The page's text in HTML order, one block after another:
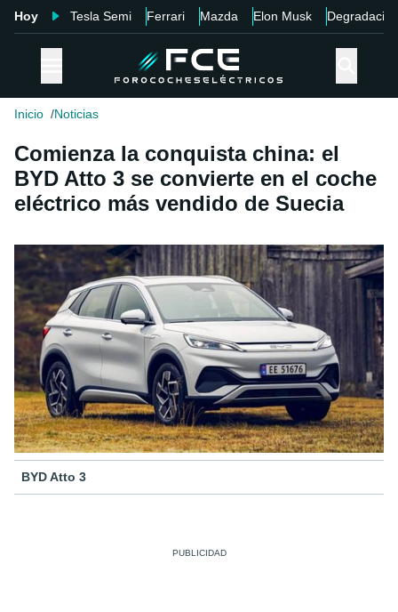
Hoy Tesla Semi Ferrari Mazda Elon Musk Degradación
Inicio Noticias
Comienza la conquista china: el
BYD Atto 3 se convierte en el coche
eléctrico más vendido de Suecia
BYD Atto 3